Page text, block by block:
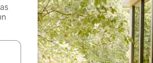
navegar usando las teclas de las flechas